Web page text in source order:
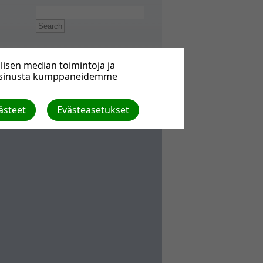
median toimintoja ja
kumppaneidemme
Evästeasetukset